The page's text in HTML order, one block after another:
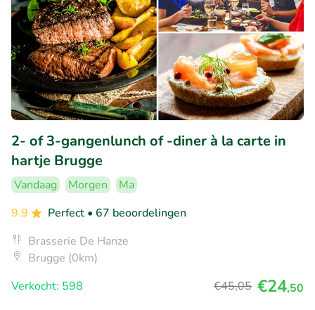
2- of 3-gangenlunch of -diner à la carte in
hartje Brugge
Vandaag Morgen
Ma
9.9
Perfect • 67 beoordelingen
Brasserie De Hanze
Brugge (0km)
Verkocht: 598
€45,05 €24,50